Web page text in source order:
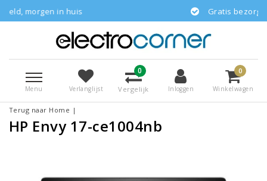
huis Gratis bezorgd
Menu Verlanglijst
0
Vergelijk Inloggen
0
Winkelwagen
Terug naar Home |
HP Envy 17-ce1004nb